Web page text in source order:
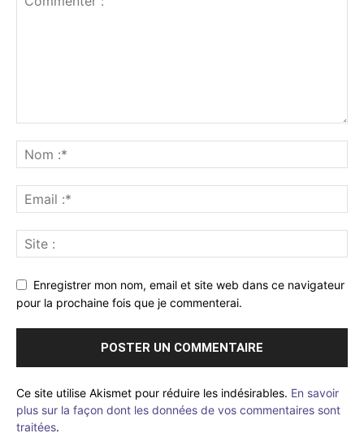
Enregistrer mon nom, email et site web dans ce navigateur
pour la prochaine fois que je commenterai.
Ce site utilise Akismet pour réduire les indésirables. En savoir
plus sur la façon dont les données de vos commentaires sont
traitées.